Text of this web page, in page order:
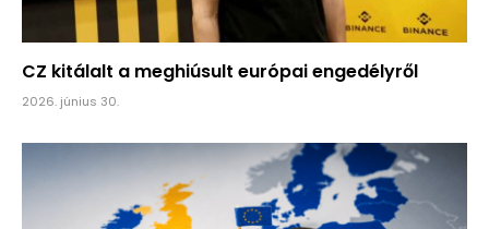
CZ kitálalt a meghiúsult európai engedélyről
2026. június 30.